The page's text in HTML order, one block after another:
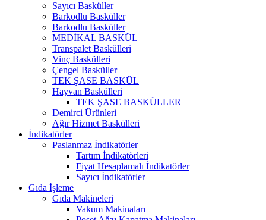
Sayıcı Basküller
Barkodlu Basküller
Barkodlu Basküller
MEDİKAL BASKÜL
Transpalet Baskülleri
Vinç Baskülleri
Çengel Basküller
TEK ŞASE BASKÜL
Hayvan Baskülleri
TEK ŞASE BASKÜLLER
Demirci Ürünleri
Ağır Hizmet Baskülleri
İndikatörler
Paslanmaz İndikatörler
Tartım İndikatörleri
Fiyat Hesaplamalı İndikatörler
Sayıcı İndikatörler
Gıda İşleme
Gıda Makineleri
Vakum Makinaları